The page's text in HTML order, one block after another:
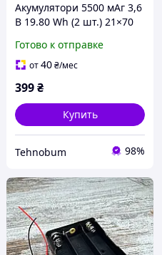
Акумулятори 5500 мАг 3,6
В 19.80 Wh (2 шт.) 21×70
Готово к отправке
от40₴/мес
399₴
Купить
Tehnobum 98%